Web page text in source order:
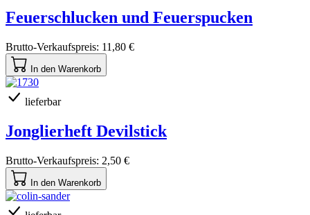
Feuerschlucken und Feuerspucken
Brutto-Verkaufspreis: 11,80 €
In den Warenkorb
lieferbar
Jonglierheft Devilstick
Brutto-Verkaufspreis: 2,50 €
In den Warenkorb